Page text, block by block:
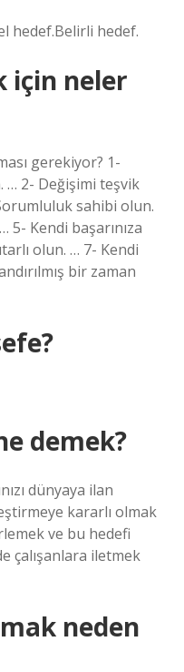
hedef.Belirli hedef.
için neler
gerekiyor? 1-
… 2- Değişimi teşvik
sahibi olun.
5- Kendi başarınıza
olun. … 7- Kendi
bir zaman
demek?
dünyaya ilan
kararlı olmak
ve bu hedefi
çalışanlara iletmek
neden